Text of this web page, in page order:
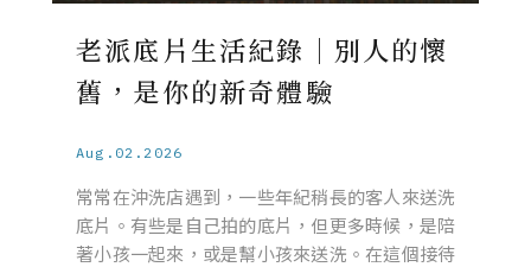
老派底片生活紀錄｜別人的懷
舊，是你的新奇體驗
Aug.02.2026
常常在沖洗店遇到，一些年紀稍長的客人來送洗
底片。有些是自己拍的底片，但更多時候，是陪
著小孩一起來，或是幫小孩來送洗。在這個接待